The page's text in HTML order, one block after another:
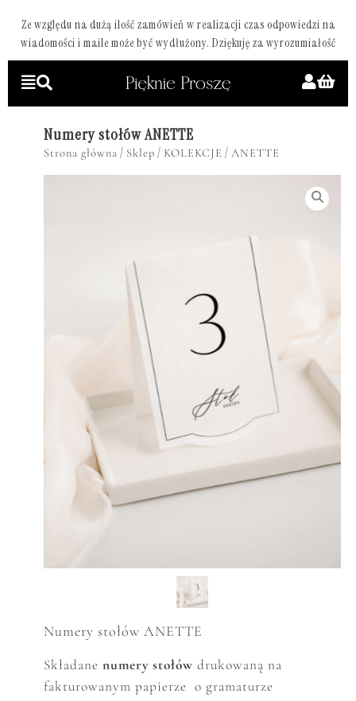
Ze względu na dużą ilość zamówień w realizacji czas odpowiedzi na
wiadomości i maile może być wydłużony. Dziękuję za wyrozumiałość
Numery stołów ANETTE
Strona główna / Sklep / KOLEKCJE / ANETTE
Numery stołów ANETTE
Składane numery stołów drukowaną na
fakturowanym papierze o gramaturze